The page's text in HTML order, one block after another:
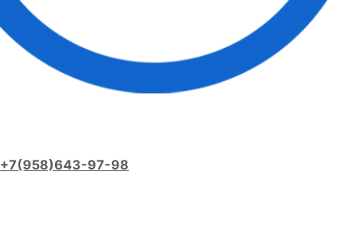
+7(958)643-97-98